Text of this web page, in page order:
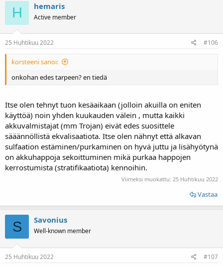
H hemaris
Active member
25 Huhtikuu 2022 #106
korsteeni sanoi:
onkohan edes tarpeen? en tiedä
Itse olen tehnyt tuon kesäaikaan (jolloin akuilla on eniten
käyttöä) noin yhden kuukauden välein , mutta kaikki
akkuvalmistajat (mm Trojan) eivät edes suosittele
sääännöllistä ekvalisaatiota. Itse olen nähnyt että alkavan
sulfaation estäminen/purkaminen on hyvä juttu ja lisähyötynä
on akkuhappoja sekoittuminen mikä purkaa happojen
kerrostumista (stratifikaatiota) kennoihin.
Viimeksi muokattu: 25 Huhtikuu 2022
Vastaa
S Savonius
Well-known member
25 Huhtikuu 2022 #107